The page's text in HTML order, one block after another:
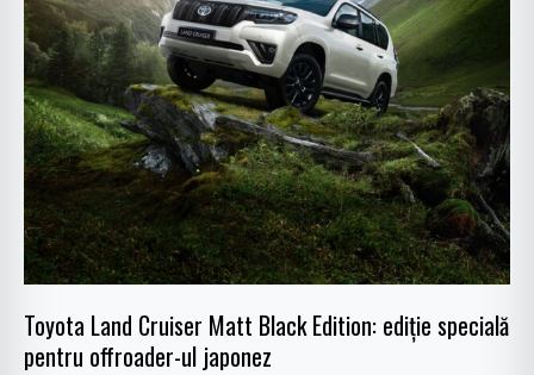
Toyota Land Cruiser Matt Black Edition: ediție specială
pentru offroader-ul japonez
specială
pentru
offroader-
ul
japonez